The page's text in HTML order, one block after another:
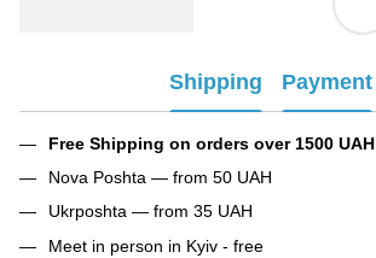
Shipping Payment
Free Shipping on orders over 1500 UAH
Nova Poshta — from 50 UAH
Ukrposhta — from 35 UAH
Meet in person in Kyiv - free